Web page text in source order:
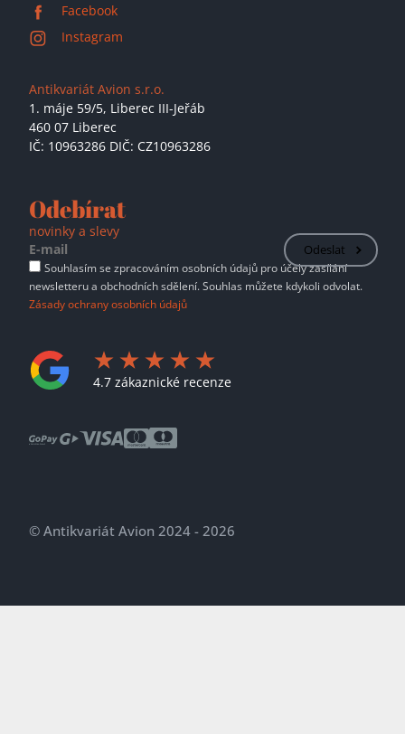
Facebook
Instagram
Antikvariát Avion s.r.o.
1. máje 59/5, Liberec III-Jeřáb
460 07 Liberec
IČ: 10963286 DIČ: CZ10963286
Odebírat
novinky a slevy
Odeslat
Souhlasím se zpracováním osobních údajů pro účely zasílání
newsletteru a obchodních sdělení. Souhlas můžete kdykoli odvolat.
Zásady ochrany osobních údajů
4.7 zákaznické recenze
© Antikvariát Avion 2024 - 2026